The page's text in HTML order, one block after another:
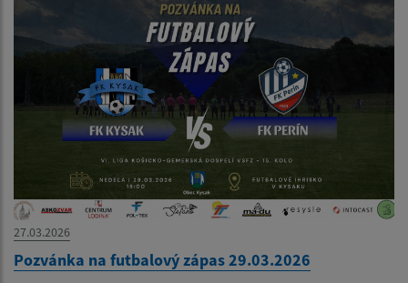
27.03.2026
Pozvánka na futbalový zápas 29.03.2026